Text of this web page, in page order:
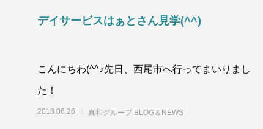
デイサービスはぁとさん見学(^^)
こんにちわ(^^♪先日、西尾市へ行ってまいりまし
た！
2018.06.26 真和グループ BLOG＆NEWS